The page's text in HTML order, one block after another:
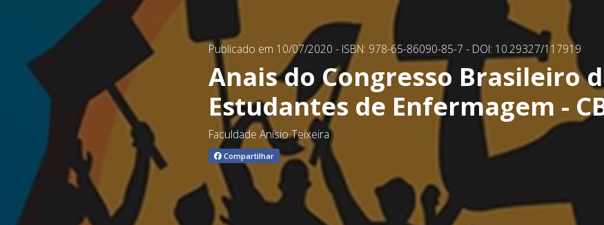
Publicado em 10/07/2020- ISBN: 978-65-86090-85-7 - DOI: 10.29327/117919
Anais do Congresso Brasileiro
Estudantes de Enfermagem -
Faculdade Anísio Teixeira
Compartilhar